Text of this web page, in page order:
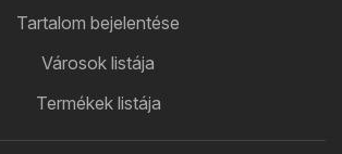
Tartalom bejelentése
Városok listája
Termékek listája